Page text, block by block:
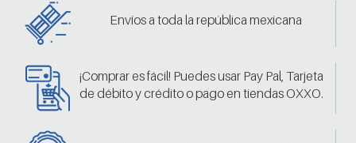
Envíos a toda la república mexicana
¡Comprar es fácil! Puedes usar Pay Pal, Tarjeta
de débito y crédito o pago en tiendas OXXO.